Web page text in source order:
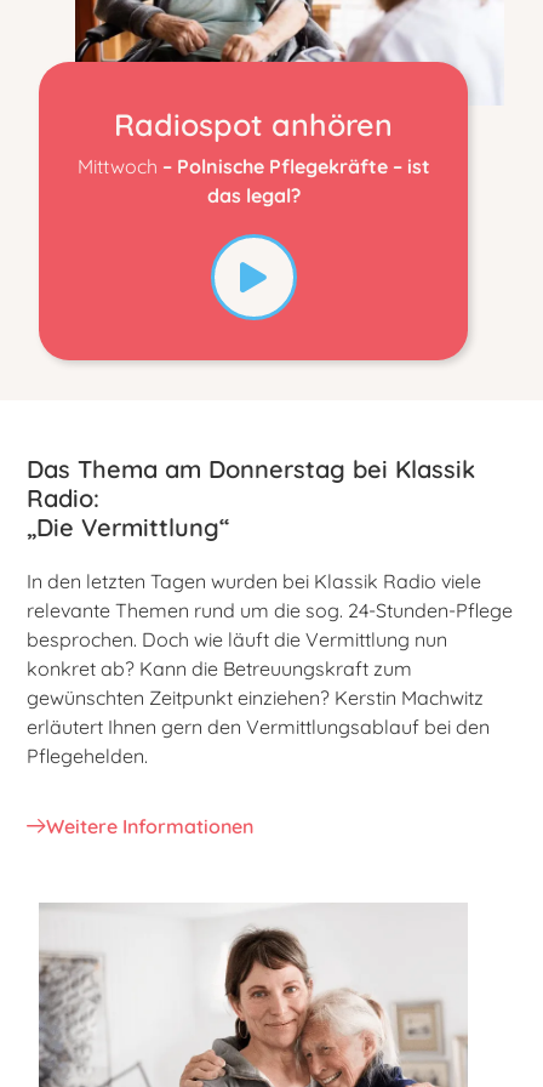
Radiospot anhören
Mittwoch – Polnische Pflegekräfte – ist
das legal?
Das Thema am Donnerstag bei Klassik
Radio:
„Die Vermittlung“
In den letzten Tagen wurden bei Klassik Radio viele
relevante Themen rund um die sog. 24-Stunden-Pflege
besprochen. Doch wie läuft die Vermittlung nun
konkret ab? Kann die Betreuungskraft zum
gewünschten Zeitpunkt einziehen? Kerstin Machwitz
erläutert Ihnen gern den Vermittlungsablauf bei den
Pflegehelden.
Weitere Informationen